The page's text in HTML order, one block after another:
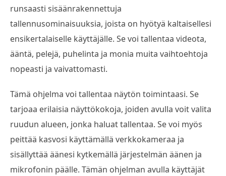
runsaasti sisäänrakennettuja
tallennusominaisuuksia, joista on hyötyä kaltaisellesi
ensikertalaiselle käyttäjälle. Se voi tallentaa videota,
ääntä, pelejä, puhelinta ja monia muita vaihtoehtoja
nopeasti ja vaivattomasti.
Tämä ohjelma voi tallentaa näytön toimintaasi. Se
tarjoaa erilaisia näyttökokoja, joiden avulla voit valita
ruudun alueen, jonka haluat tallentaa. Se voi myös
peittää kasvosi käyttämällä verkkokameraa ja
sisällyttää äänesi kytkemällä järjestelmän äänen ja
mikrofonin päälle. Tämän ohjelman avulla käyttäjät